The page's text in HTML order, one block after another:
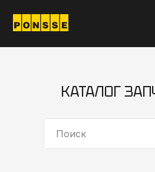
КАТАЛОГ